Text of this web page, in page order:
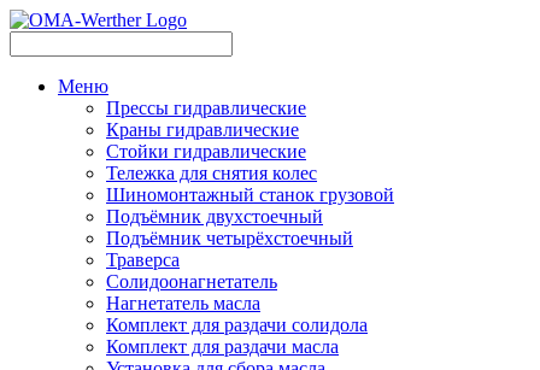
Меню
Прессы гидравлические
Краны гидравлические
Стойки гидравлические
Тележка для снятия колес
Шиномонтажный станок грузовой
Подъёмник двухстоечный
Подъёмник четырёхстоечный
Траверса
Солидоонагнетатель
Нагнетатель масла
Комплект для раздачи солидола
Комплект для раздачи масла